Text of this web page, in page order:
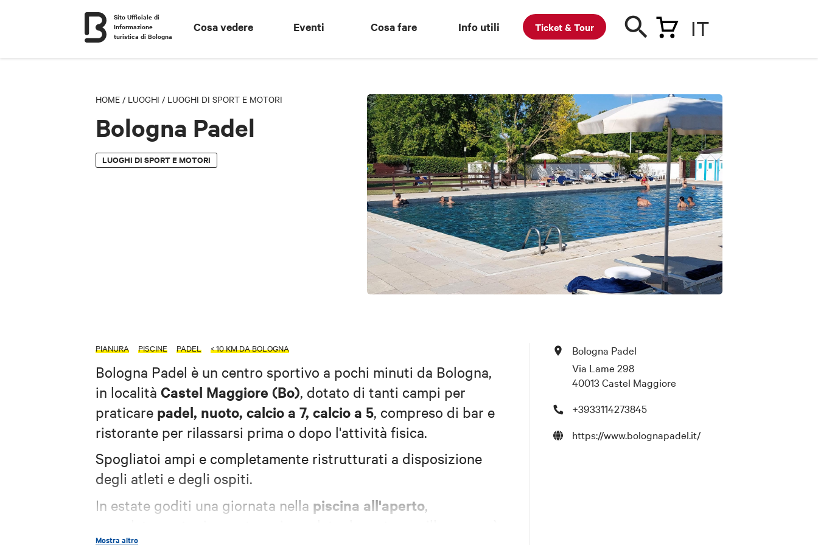
Sito Ufficiale di
Informazione
turistica di Bologna
Cosa vedere Eventi Cosa fare Info utili Ticket & Tour IT
HOME / LUOGHI / LUOGHI DI SPORT E MOTORI
Bologna Padel
LUOGHI DI SPORT E MOTORI
PIANURA PISCINE PADEL < 10 KM DA BOLOGNA
Bologna Padel è un centro sportivo a pochi minuti da Bologna,
in località Castel Maggiore (Bo), dotato di tanti campi per
praticare padel, nuoto, calcio a 7, calcio a 5, compreso di bar e
ristorante per rilassarsi prima o dopo l'attività fisica.
Spogliatoi ampi e completamente ristrutturati a disposizione
degli atleti e degli ospiti.
In estate goditi una giornata nella piscina all'aperto,
Mostra altro
Bologna Padel
Via Lame 298
40013 Castel Maggiore
+3933114273845
https://www.bolognapadel.it/